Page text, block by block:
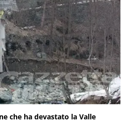
che ha devastato la Valle